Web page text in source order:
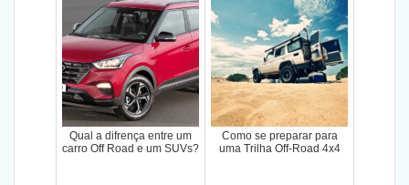
Qual a difrença entre um
carro Off Road e um SUVs?
Como se preparar para
uma Trilha Off-Road 4x4